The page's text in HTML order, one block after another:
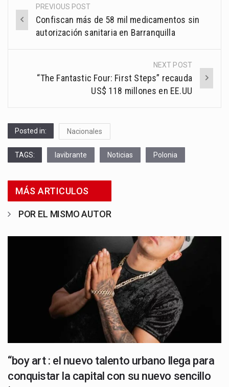
Post
navigation
PREVIOUS POST
Confiscan más de 58 mil medicamentos sin
autorización sanitaria en Barranquilla
NEXT POST
“The Fantastic Four: First Steps” recauda
US$ 118 millones en EE.UU
Posted in: Nacionales
TAGS: lavibrante Noticias Polonia
MÁS ARTICULOS
POR EL MISMO AUTOR
“boy art : el nuevo talento urbano llega para
conquistar la capital con su nuevo sencillo